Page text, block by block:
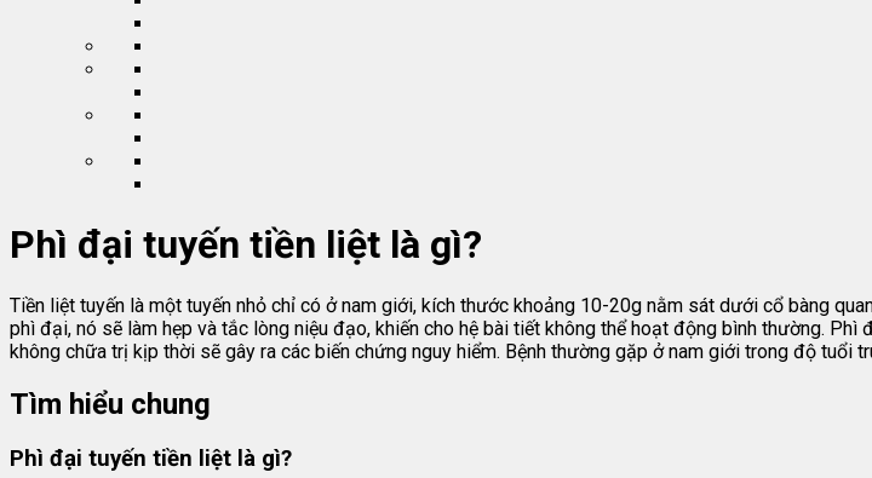
Phì đại tuyến tiền liệt là gì?
Tiền liệt tuyến là một tuyến nhỏ chỉ có ở nam giới, kích thước khoảng 10-20g nằm sát dưới cổ bàng
phì đại, nó sẽ làm hẹp và tắc lòng niệu đạo, khiến cho hệ bài tiết không thể hoạt động bình thường.
không chữa trị kịp thời sẽ gây ra các biến chứng nguy hiểm. Bệnh thường gặp ở nam giới trong độ tuổi
Tìm hiểu chung
Phì đại tuyến tiền liệt là gì?